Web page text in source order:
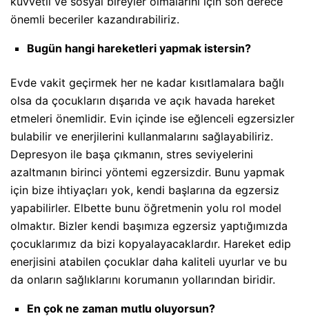
önemli beceriler kazandırabiliriz.
Bugün hangi hareketleri yapmak istersin?
Evde vakit geçirmek her ne kadar kısıtlamalara bağlı
olsa da çocukların dışarıda ve açık havada hareket
etmeleri önemlidir. Evin içinde ise eğlenceli egzersizler
bulabilir ve enerjilerini kullanmalarını sağlayabiliriz.
Depresyon ile başa çıkmanın, stres seviyelerini
azaltmanın birinci yöntemi egzersizdir. Bunu yapmak
için bize ihtiyaçları yok, kendi başlarına da egzersiz
yapabilirler. Elbette bunu öğretmenin yolu rol model
olmaktır. Bizler kendi başımıza egzersiz yaptığımızda
çocuklarımız da bizi kopyalayacaklardır. Hareket edip
enerjisini atabilen çocuklar daha kaliteli uyurlar ve bu
da onların sağlıklarını korumanın yollarından biridir.
En çok ne zaman mutlu oluyorsun?